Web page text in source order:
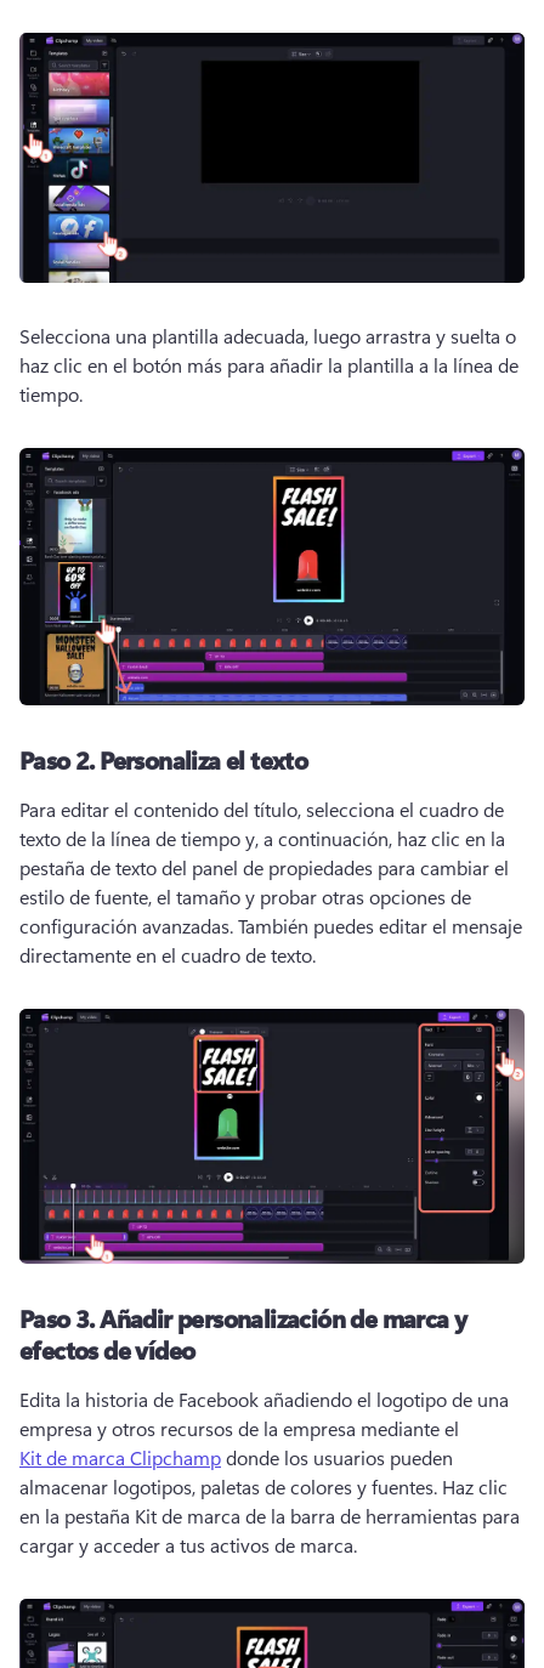
Selecciona una plantilla adecuada, luego arrastra y suelta o
haz clic en el botón más para añadir la plantilla a la línea de
tiempo.
Paso 2. Personaliza el texto
Para editar el contenido del título, selecciona el cuadro de
texto de la línea de tiempo y, a continuación, haz clic en la
pestaña de texto del panel de propiedades para cambiar el
estilo de fuente, el tamaño y probar otras opciones de
configuración avanzadas. También puedes editar el mensaje
directamente en el cuadro de texto.
Paso 3. Añadir personalización de marca y
efectos de vídeo
Edita la historia de Facebook añadiendo el logotipo de una
empresa y otros recursos de la empresa mediante el
Kit de marca Clipchamp donde los usuarios pueden
almacenar logotipos, paletas de colores y fuentes. Haz clic
en la pestaña Kit de marca de la barra de herramientas para
cargar y acceder a tus activos de marca.